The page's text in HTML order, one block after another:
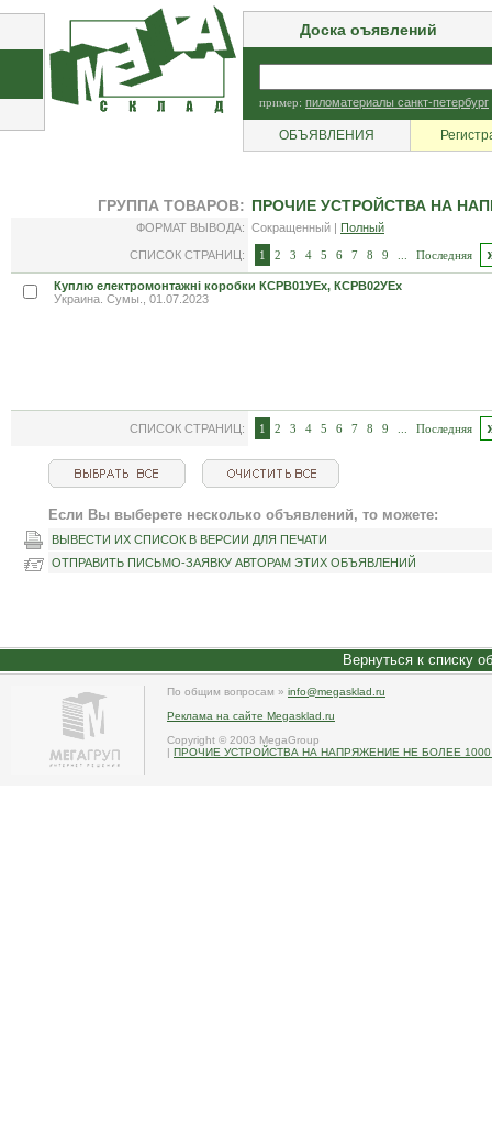
Доска оъявлений
пример: пиломатериалы санкт-петербург
ОБЪЯВЛЕНИЯ
ГРУППА ТОВАРОВ: ПРОЧИЕ УСТРОЙСТВА НА
ФОРМАТ ВЫВОДА: Сокращенный | Полный
СПИСОК СТРАНИЦ: 1 2 3 4 5 6 7 8 9 Последняя
Куплю електромонтажні коробки КСРВ01УЕх, КСРВ02УЕх
Украина. Сумы., 01.07.2023
СПИСОК СТРАНИЦ: 1 2 3 4 5 6 7 8 9 Последняя
Если Вы выберете несколько объявлений, то можете:
ВЫВЕСТИ ИХ СПИСОК В ВЕРСИИ ДЛЯ ПЕЧАТИ
ОТПРАВИТЬ ПИСЬМО-ЗАЯВКУ АВТОРАМ ЭТИХ ОБЪЯВЛЕНИЙ
Вернуться к списку
По общим вопросам » info@megasklad.ru
Реклама на сайте Megasklad.ru
Copyright © 2003 MegaGroup
| ПРОЧИЕ УСТРОЙСТВА НА НАПРЯЖЕНИЕ НЕ БОЛЕЕ